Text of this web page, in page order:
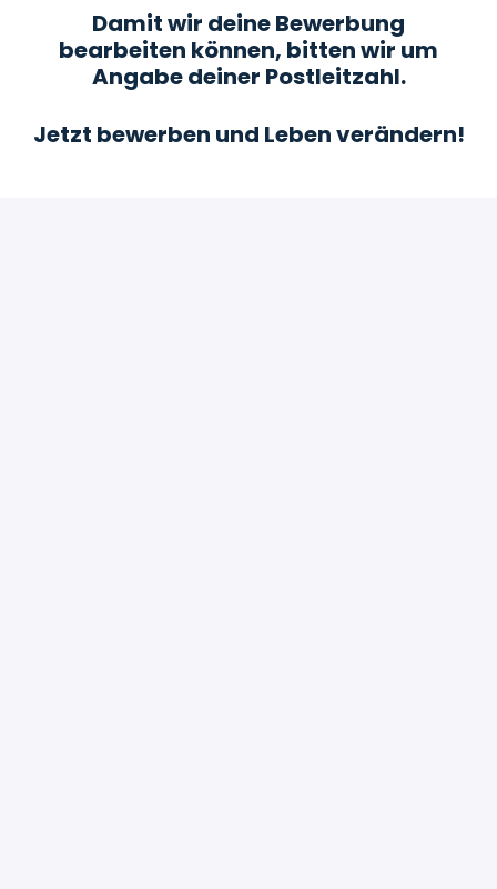
Damit wir deine Bewerbung
bearbeiten können, bitten wir um
Angabe deiner Postleitzahl.
Jetzt bewerben und Leben verändern!